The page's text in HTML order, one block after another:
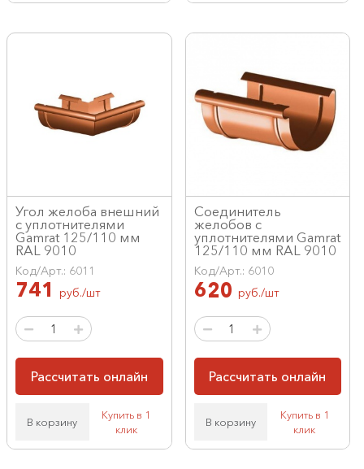
Угол желоба внешний
с уплотнителями
Gamrat 125/110 мм
RAL 9010
Код/Арт.: 6011
741 руб./шт
Рассчитать онлайн
В корзину
Купить в 1
клик
Соединитель
желобов с
уплотнителями Gamrat
125/110 мм RAL 9010
Код/Арт.: 6010
620 руб./шт
Рассчитать онлайн
В корзину
Купить в 1
клик